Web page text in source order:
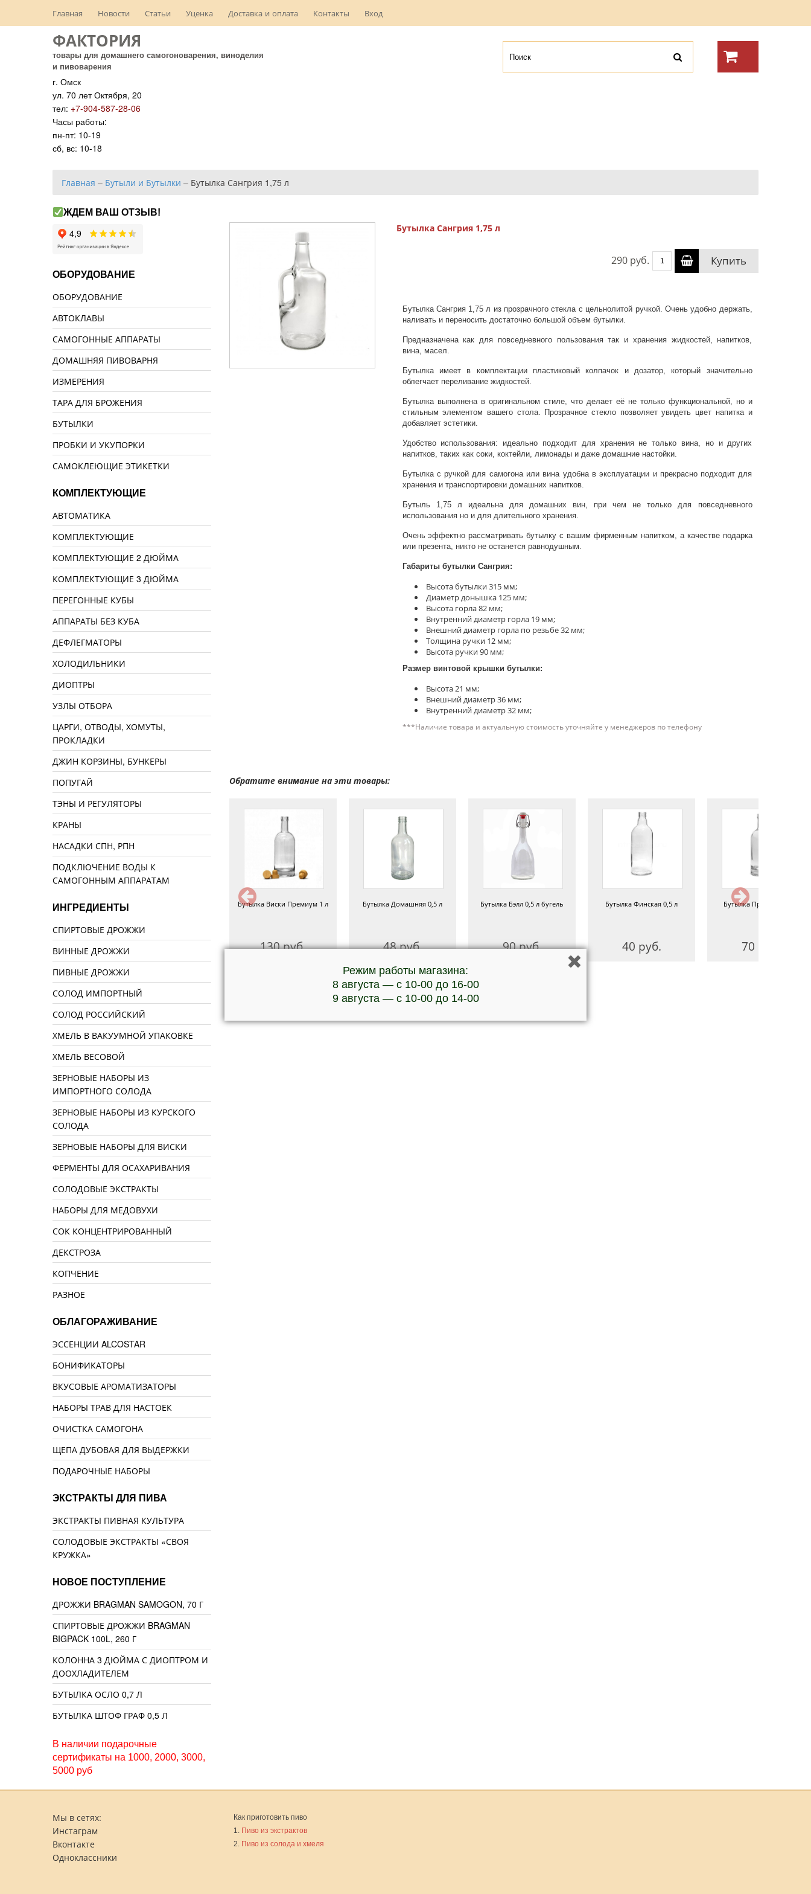
Главная Новости Статьи Уценка Доставка и оплата Контакты Вход
ФАКТОРИЯ
товары для домашнего самогоноварения, виноделия
и пивоварения
г. Омск
ул. 70 лет Октября, 20
тел: +7-904-587-28-06
Часы работы:
пн-пт: 10-19
сб, вс: 10-18
Главная – Бутыли и Бутылки – Бутылка Сангрия 1,75 л
Бутылка Сангрия 1,75 л
290 руб. Купить
Бутылка Сангрия 1,75 л из прозрачного стекла с цельнолитой ручкой. Очень удобно держать,
наливать и переносить достаточно большой объем бутылки.
Предназначена как для повседневного пользования так и хранения жидкостей, напитков,
вина, масел.
Бутылка имеет в комплектации пластиковый колпачок и дозатор, который значительно
облегчает переливание жидкостей.
Бутылка выполнена в оригинальном стиле, что делает её не только функциональной, но и
стильным элементом вашего стола. Прозрачное стекло позволяет увидеть цвет напитка и
добавляет эстетики.
Удобство использования: идеально подходит для хранения не только вина, но и других
напитков, таких как соки, коктейли, лимонады и даже домашние настойки.
Бутылка с ручкой для самогона или вина удобна в эксплуатации и прекрасно подходит для
хранения и транспортировки домашних напитков.
Бутыль 1,75 л идеальна для домашних вин, при чем не только для повседневного
использования но и для длительного хранения.
Очень эффектно рассматривать бутылку с вашим фирменным напитком, а качестве подарка
или презента, никто не останется равнодушным.
Габариты бутылки Сангрия:
Высота бутылки 315 мм;
Диаметр донышка 125 мм;
Высота горла 82 мм;
Внутренний диаметр горла 19 мм;
Внешний диаметр горла по резьбе 32 мм;
Толщина ручки 12 мм;
Высота ручки 90 мм;
Размер винтовой крышки бутылки:
Высота 21 мм;
Внешний диаметр 36 мм;
Внутренний диаметр 32 мм;
***Наличие товара и актуальную стоимость уточняйте у менеджеров по телефону
Обратите внимание на эти товары:
пивная Варшава 0,5 л
30 руб.
Бутылка Виски Премиум 1 л
130 руб.
Бутылка Домашняя 0,5 л
48 руб.
Бутылка Бэлл 0,5 л бугель
90 руб.
Бутылка Финская 0,5 л
40 руб.
Бутылка Премиум 0,5 л
70 руб.
ЖДЕМ ВАШ ОТЗЫВ!
ОБОРУДОВАНИЕ
ОБОРУДОВАНИЕ
АВТОКЛАВЫ
САМОГОННЫЕ АППАРАТЫ
ДОМАШНЯЯ ПИВОВАРНЯ
ИЗМЕРЕНИЯ
ТАРА ДЛЯ БРОЖЕНИЯ
БУТЫЛКИ
ПРОБКИ И УКУПОРКИ
САМОКЛЕЮЩИЕ ЭТИКЕТКИ
КОМПЛЕКТУЮЩИЕ
АВТОМАТИКА
КОМПЛЕКТУЮЩИЕ
КОМПЛЕКТУЮЩИЕ 2 ДЮЙМА
КОМПЛЕКТУЮЩИЕ 3 ДЮЙМА
ПЕРЕГОННЫЕ КУБЫ
АППАРАТЫ БЕЗ КУБА
ДЕФЛЕГМАТОРЫ
ХОЛОДИЛЬНИКИ
ДИОПТРЫ
УЗЛЫ ОТБОРА
ЦАРГИ, ОТВОДЫ, ХОМУТЫ,
ПРОКЛАДКИ
ДЖИН КОРЗИНЫ, БУНКЕРЫ
ПОПУГАЙ
ТЭНЫ И РЕГУЛЯТОРЫ
КРАНЫ
НАСАДКИ СПН, РПН
ПОДКЛЮЧЕНИЕ ВОДЫ К
САМОГОННЫМ АППАРАТАМ
ИНГРЕДИЕНТЫ
СПИРТОВЫЕ ДРОЖЖИ
ВИННЫЕ ДРОЖЖИ
ПИВНЫЕ ДРОЖЖИ
СОЛОД ИМПОРТНЫЙ
СОЛОД РОССИЙСКИЙ
ХМЕЛЬ В ВАКУУМНОЙ УПАКОВКЕ
ХМЕЛЬ ВЕСОВОЙ
ЗЕРНОВЫЕ НАБОРЫ ИЗ
ИМПОРТНОГО СОЛОДА
ЗЕРНОВЫЕ НАБОРЫ ИЗ КУРСКОГО
СОЛОДА
ЗЕРНОВЫЕ НАБОРЫ ДЛЯ ВИСКИ
ФЕРМЕНТЫ ДЛЯ ОСАХАРИВАНИЯ
СОЛОДОВЫЕ ЭКСТРАКТЫ
НАБОРЫ ДЛЯ МЕДОВУХИ
СОК КОНЦЕНТРИРОВАННЫЙ
ДЕКСТРОЗА
КОПЧЕНИЕ
РАЗНОЕ
ОБЛАГОРАЖИВАНИЕ
ЭССЕНЦИИ ALCOSTAR
БОНИФИКАТОРЫ
ВКУСОВЫЕ АРОМАТИЗАТОРЫ
НАБОРЫ ТРАВ ДЛЯ НАСТОЕК
ОЧИСТКА САМОГОНА
ЩЕПА ДУБОВАЯ ДЛЯ ВЫДЕРЖКИ
ПОДАРОЧНЫЕ НАБОРЫ
ЭКСТРАКТЫ ДЛЯ ПИВА
ЭКСТРАКТЫ ПИВНАЯ КУЛЬТУРА
СОЛОДОВЫЕ ЭКСТРАКТЫ «СВОЯ
КРУЖКА»
НОВОЕ ПОСТУПЛЕНИЕ
ДРОЖЖИ BRAGMAN SAMOGON, 70 Г
СПИРТОВЫЕ ДРОЖЖИ BRAGMAN
BIGPACK 100L, 260 Г
КОЛОННА 3 ДЮЙМА С ДИОПТРОМ И
ДООХЛАДИТЕЛЕМ
БУТЫЛКА ОСЛО 0,7 Л
БУТЫЛКА ШТОФ ГРАФ 0,5 Л
В наличии подарочные
сертификаты на 1000, 2000, 3000,
5000 руб
Мы в сетях:
Инстаграм
Вконтакте
Одноклассники
Как приготовить пиво
1. Пиво из экстрактов
2. Пиво из солода и хмеля
Режим работы магазина:
8 августа — с 10-00 до 16-00
9 августа — с 10-00 до 14-00